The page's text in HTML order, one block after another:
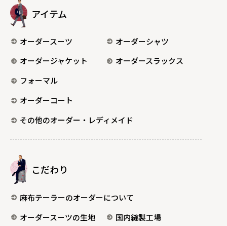
アイテム
オーダースーツ
オーダーシャツ
オーダージャケット
オーダースラックス
フォーマル
オーダーコート
その他のオーダー・レディメイド
こだわり
麻布テーラーのオーダーについて
オーダースーツの生地
国内縫製工場